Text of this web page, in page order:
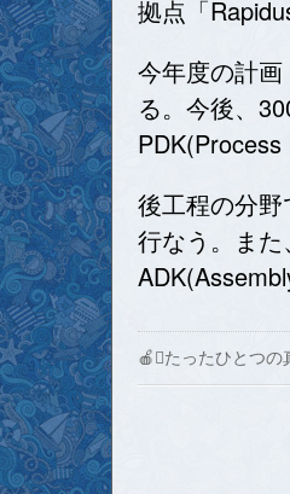
拠点「
今年度の計
る。今後、
後工程の分
行なう。ま
🍎たったひとつ